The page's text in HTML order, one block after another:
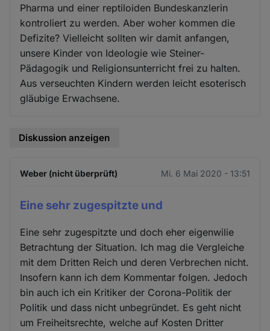
Pharma und einer reptiloiden Bundeskanzlerin
kontroliert zu werden. Aber woher kommen die
Defizite? Vielleicht sollten wir damit anfangen,
unsere Kinder von Ideologie wie Steiner-
Pädagogik und Religionsunterricht frei zu halten.
Aus verseuchten Kindern werden leicht esoterisch
gläubige Erwachsene.
Diskussion anzeigen
Weber (nicht überprüft) Mi. 6 Mai 2020 - 13:51
Eine sehr zugespitzte und
Eine sehr zugespitzte und doch eher eigenwilie
Betrachtung der Situation. Ich mag die Vergleiche
mit dem Dritten Reich und deren Verbrechen nicht.
Insofern kann ich dem Kommentar folgen. Jedoch
bin auch ich ein Kritiker der Corona-Politik der
Politik und dass nicht unbegründet. Es geht nicht
um Freiheitsrechte, welche auf Kosten Dritter